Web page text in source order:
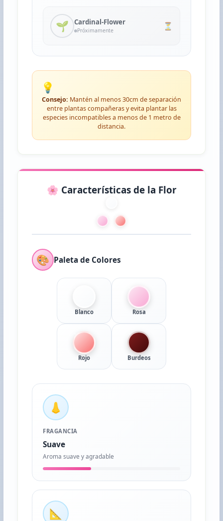
🌱 Cardinal-Flower
Próximamente ⏳
💡
Consejo: Mantén al menos 30cm de separación
entre plantas compañeras y evita plantar las
especies incompatibles a menos de 1 metro de
distancia.
🌸 Características de la Flor
🎨 Paleta de Colores
Blanco Rosa
Rojo Burdeos
👃
FRAGANCIA
Suave
Aroma suave y agradable
📐